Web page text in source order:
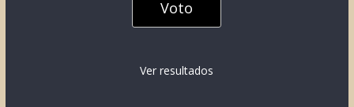
Ver resultados